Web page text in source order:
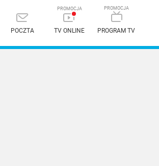
POCZTA TV ONLINE PROGRAM TV